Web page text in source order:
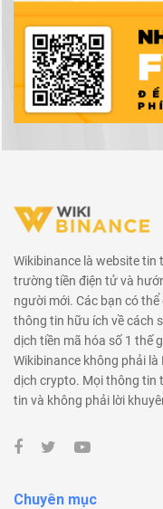
Wikibinance là website tin
trường tiền điện tử và
người mới. Các bạn có
thông tin hữu ích về cách
dịch tiền mã hóa số 1 thế
Wikibinance không phải
dịch crypto. Mọi thông tin
tin và không phải lời
Chuyên mục